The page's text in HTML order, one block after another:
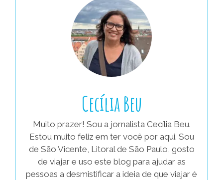
Cecília Beu
Muito prazer! Sou a jornalista Cecília Beu.
Estou muito feliz em ter você por aqui. Sou
de São Vicente, Litoral de São Paulo, gosto
de viajar e uso este blog para ajudar as
pessoas a desmistificar a ideia de que viajar é